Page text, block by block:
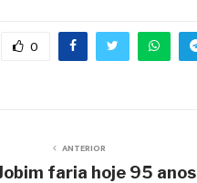
0
ANTERIOR
faria hoje 95 anos